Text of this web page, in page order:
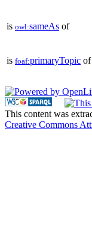
is owl:sameAs of
is foaf:primaryTopic of
This content was
Creative Commons